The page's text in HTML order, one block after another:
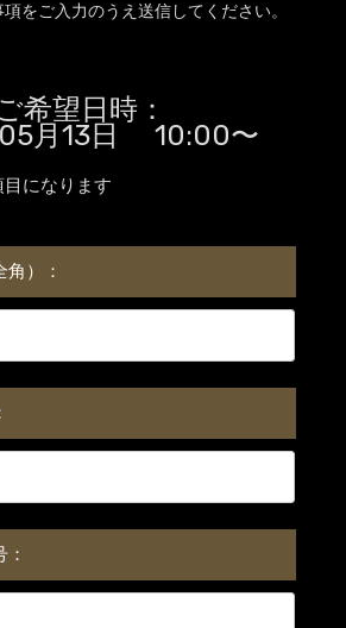
をご入力のうえ送信してください。
希望日時：
月13日 10:00〜
になります
）：